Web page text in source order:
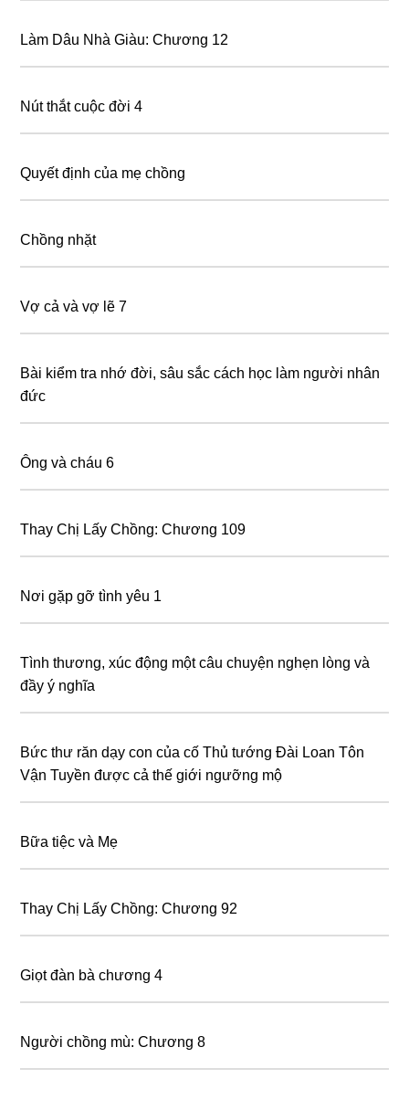
Làm Dâu Nhà Giàu: Chương 12
Nút thắt cuộc đời 4
Quyết định của mẹ chồng
Chồng nhặt
Vợ cả và vợ lẽ 7
Bài kiểm tra nhớ đời, sâu sắc cách học làm người nhân
đức
Ông và cháu 6
Thay Chị Lấy Chồng: Chương 109
Nơi gặp gỡ tình yêu 1
Tình thương, xúc động một câu chuyện nghẹn lòng và
đầy ý nghĩa
Bức thư răn dạy con của cố Thủ tướng Đài Loan Tôn
Vận Tuyền được cả thế giới ngưỡng mộ
Bữa tiệc và Mẹ
Thay Chị Lấy Chồng: Chương 92
Giọt đàn bà chương 4
Người chồng mù: Chương 8